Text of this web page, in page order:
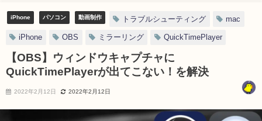
iPhone パソコン 動画制作 トラブルシューティング mac
iPhone OBS ミラーリング QuickTimePlayer
【OBS】ウィンドウキャプチャに
QuickTimePlayerが出てこない！を解決
2022年2月12日 2022年2月12日